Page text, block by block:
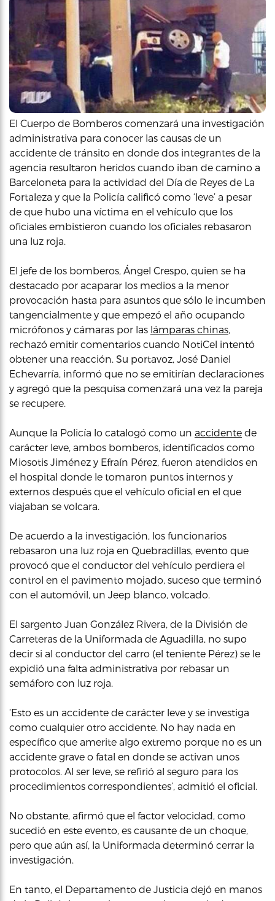
El Cuerpo de Bomberos comenzará una investigación
administrativa para conocer las causas de un
accidente de tránsito en donde dos integrantes de la
agencia resultaron heridos cuando iban de camino a
Barceloneta para la actividad del Día de Reyes de La
Fortaleza y que la Policía calificó como ‘leve’ a pesar
de que hubo una víctima en el vehículo que los
oficiales embistieron cuando los oficiales rebasaron
una luz roja.
El jefe de los bomberos, Ángel Crespo, quien se ha
destacado por acaparar los medios a la menor
provocación hasta para asuntos que sólo le incumben
tangencialmente y que empezó el año ocupando
micrófonos y cámaras por las lámparas chinas,
rechazó emitir comentarios cuando NotiCel intentó
obtener una reacción. Su portavoz, José Daniel
Echevarría, informó que no se emitirían declaraciones
y agregó que la pesquisa comenzará una vez la pareja
se recupere.
Aunque la Policía lo catalogó como un accidente de
carácter leve, ambos bomberos, identificados como
Miosotis Jiménez y Efraín Pérez, fueron atendidos en
el hospital donde le tomaron puntos internos y
externos después que el vehículo oficial en el que
viajaban se volcara.
De acuerdo a la investigación, los funcionarios
rebasaron una luz roja en Quebradillas, evento que
provocó que el conductor del vehículo perdiera el
control en el pavimento mojado, suceso que terminó
con el automóvil, un Jeep blanco, volcado.
El sargento Juan González Rivera, de la División de
Carreteras de la Uniformada de Aguadilla, no supo
decir si al conductor del carro (el teniente Pérez) se le
expidió una falta administrativa por rebasar un
semáforo con luz roja.
‘Esto es un accidente de carácter leve y se investiga
como cualquier otro accidente. No hay nada en
específico que amerite algo extremo porque no es un
accidente grave o fatal en donde se activan unos
protocolos. Al ser leve, se refirió al seguro para los
procedimientos correspondientes’, admitió el oficial.
No obstante, afirmó que el factor velocidad, como
sucedió en este evento, es causante de un choque,
pero que aún así, la Uniformada determinó cerrar la
investigación.
En tanto, el Departamento de Justicia dejó en manos